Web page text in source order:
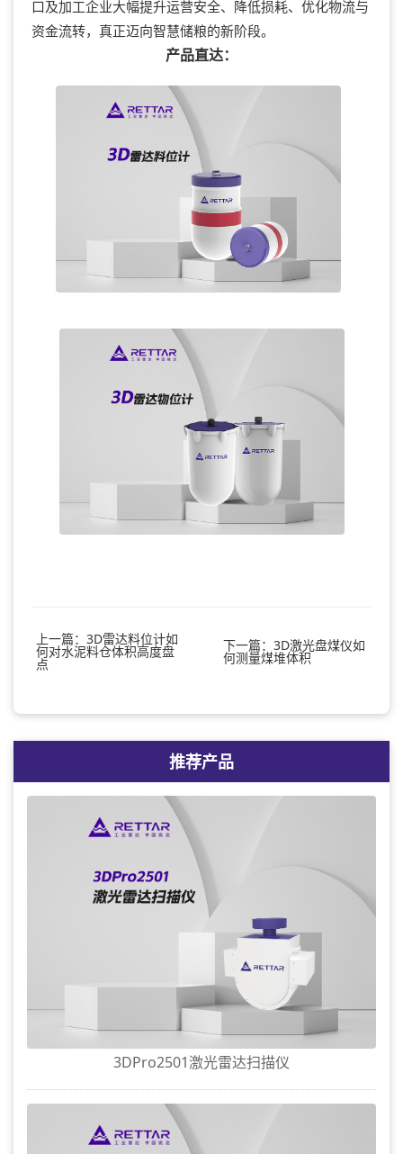
口及加工企业大幅提升运营安全、降低损耗、优化物流与
资金流转，真正迈向智慧储粮的新阶段。
产品直达：
上一篇：3D雷达料位计如
何对水泥料仓体积高度盘
点
下一篇：3D激光盘煤仪如
何测量煤堆体积
推荐产品
3DPro2501激光雷达扫描仪